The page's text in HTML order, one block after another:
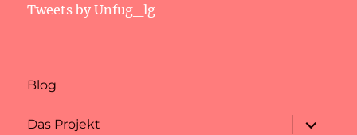
Tweets by Unfug_lg
Blog
Das Projekt